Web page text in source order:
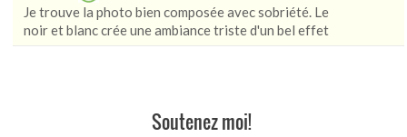
Je trouve la photo bien composée avec sobriété. Le
noir et blanc crée une ambiance triste d'un bel effet
Soutenez moi!